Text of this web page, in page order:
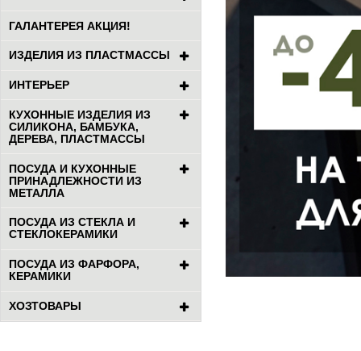
ГАЛАНТЕРЕЯ АКЦИЯ!
ИЗДЕЛИЯ ИЗ ПЛАСТМАССЫ
ИНТЕРЬЕР
КУХОННЫЕ ИЗДЕЛИЯ ИЗ
СИЛИКОНА, БАМБУКА,
ДЕРЕВА, ПЛАСТМАССЫ
ПОСУДА И КУХОННЫЕ
ПРИНАДЛЕЖНОСТИ ИЗ
МЕТАЛЛА
ПОСУДА ИЗ СТЕКЛА И
СТЕКЛОКЕРАМИКИ
ПОСУДА ИЗ ФАРФОРА,
КЕРАМИКИ
ХОЗТОВАРЫ